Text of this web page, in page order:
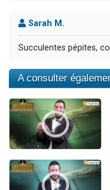
Sarah M.
Succulentes pépites,
A consulter